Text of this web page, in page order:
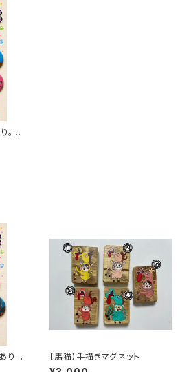
。説
り。
【馬猫】手描きマグネット